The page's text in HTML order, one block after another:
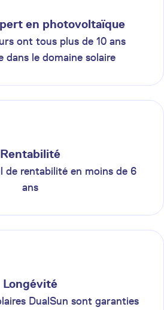
en photovoltaïque
ont tous plus de 10 ans
dans le domaine solaire
Rentabilité
de rentabilité en moins de 6
ans
Longévité
DualSun sont garanties